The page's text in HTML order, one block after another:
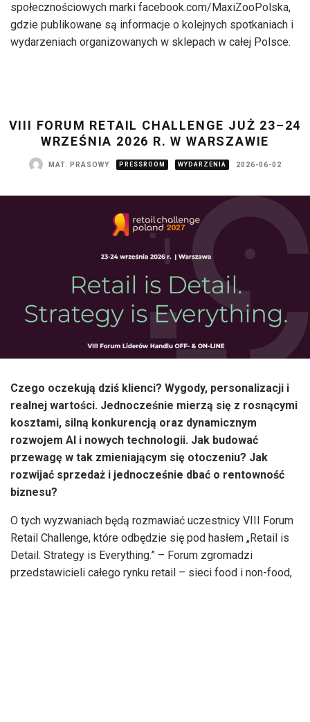
społecznościowych marki facebook.com/MaxiZooPolska,
gdzie publikowane są informacje o kolejnych spotkaniach i
wydarzeniach organizowanych w sklepach w całej Polsce.
VIII FORUM RETAIL CHALLENGE JUŻ 23–24
WRZEŚNIA 2026 R. W WARSZAWIE
MAT. PRASOWY PRESSROOM WYDARZENIA 2026-06-02
Czego oczekują dziś klienci? Wygody, personalizacji i
realnej wartości. Jednocześnie mierzą się z rosnącymi
kosztami, silną konkurencją oraz dynamicznym
rozwojem AI i nowych technologii. Jak budować
przewagę w tak zmieniającym się otoczeniu? Jak
rozwijać sprzedaż i jednocześnie dbać o rentowność
biznesu?
O tych wyzwaniach będą rozmawiać uczestnicy VIII Forum
Retail Challenge, które odbędzie się pod hasłem „Retail is
Detail. Strategy is Everything.” – Forum zgromadzi
przedstawicieli całego rynku retail – sieci food i non-food,